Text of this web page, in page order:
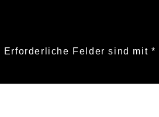
Erforderliche Felder sind mit *